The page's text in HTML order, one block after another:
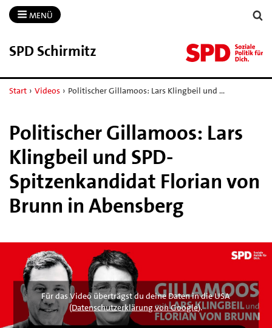
MENÜ
SPD Schirmitz
Start › Videos › Politischer Gillamoos: Lars Klingbeil und …
Politischer Gillamoos: Lars
Klingbeil und SPD-
Spitzenkandidat Florian von
Brunn in Abensberg
Für das Video überträgst du deine Daten in die USA
(Datenschutzerklärung von Google).